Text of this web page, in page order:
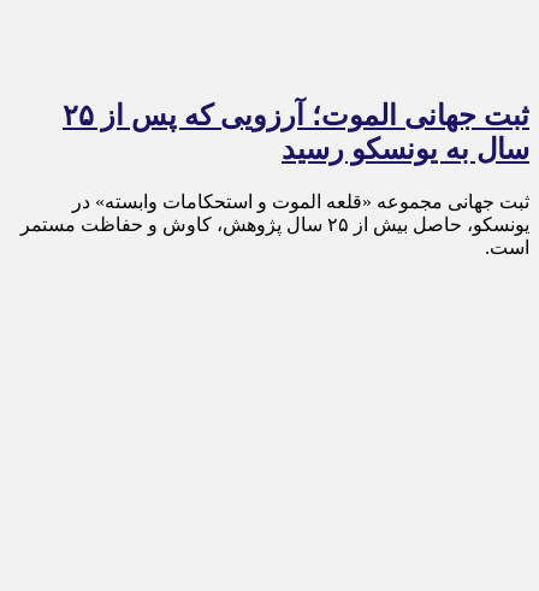
ثبت جهانی الموت؛ آرزویی که پس از ۲۵
سال به یونسکو رسید
ثبت جهانی مجموعه «قلعه الموت و استحکامات وابسته» در
یونسکو، حاصل بیش از ۲۵ سال پژوهش، کاوش و حفاظت مستمر
است.